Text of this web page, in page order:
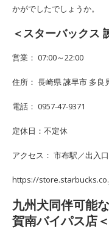
かがでしたでしょうか。
＜スターバックス
営業： 07:00～22:00
住所： 長崎県 諫早市 多良
電話： 0957-47-9371
定休日：不定休
アクセス： 市布駅／出入
https://
九州犬同伴可能
賀南バイパス店